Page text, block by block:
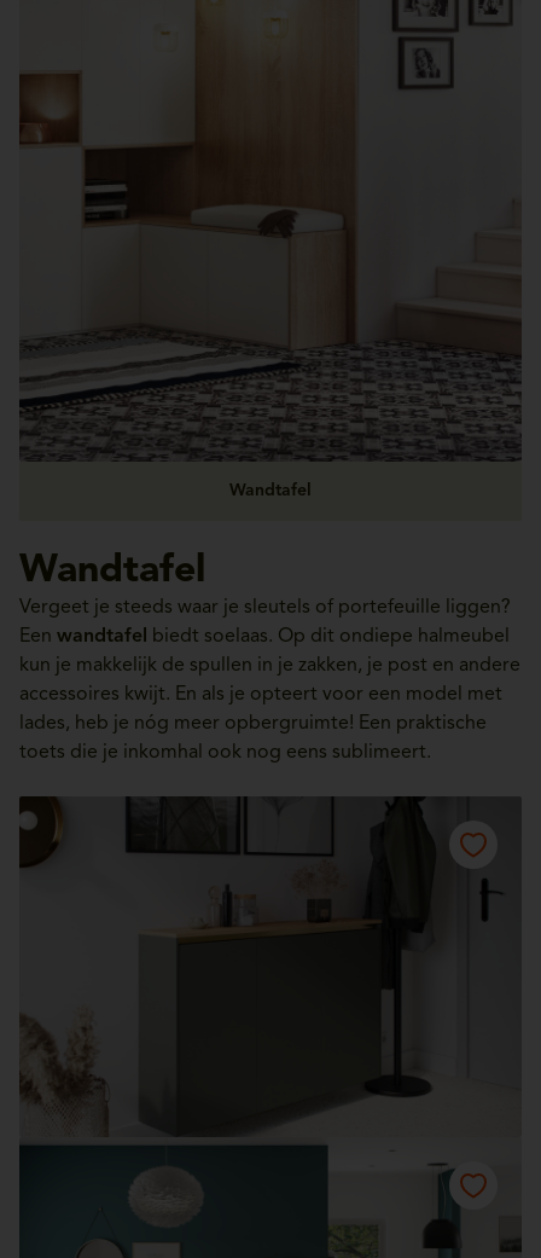
Wandtafel
Wandtafel
Vergeet je steeds waar je sleutels of portefeuille liggen?
Een wandtafel
biedt soelaas. Op dit ondiepe halmeubel
kun je makkelijk de spullen in je zakken, je post en andere
accessoires kwijt. En als je opteert voor een model met
lades, heb je nóg meer opbergruimte! Een praktische
toets die je inkomhal ook nog eens sublimeert.